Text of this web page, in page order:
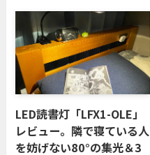
LED読書灯「LFX1-OLE」
レビュー。隣で寝ている人
を妨げない80°の集光＆3